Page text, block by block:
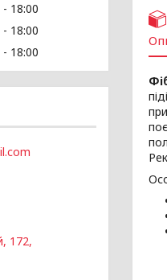
18:00
18:00
18:00
172,